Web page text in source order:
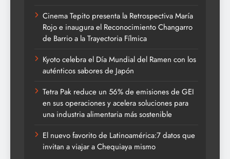
Cinema Tepito presenta la Retrospectiva María
Rojo e inaugura el Reconocimiento Changarro
de Barrio a la Trayectoria Fílmica
Kyoto celebra el Día Mundial del Ramen con los
auténticos sabores de Japón
Tetra Pak reduce un 56% de emisiones de GEI
en sus operaciones y acelera soluciones para
una industria alimentaria más sostenible
El nuevo favorito de Latinoamérica:7 datos que
invitan a viajar a Chequiaya mismo